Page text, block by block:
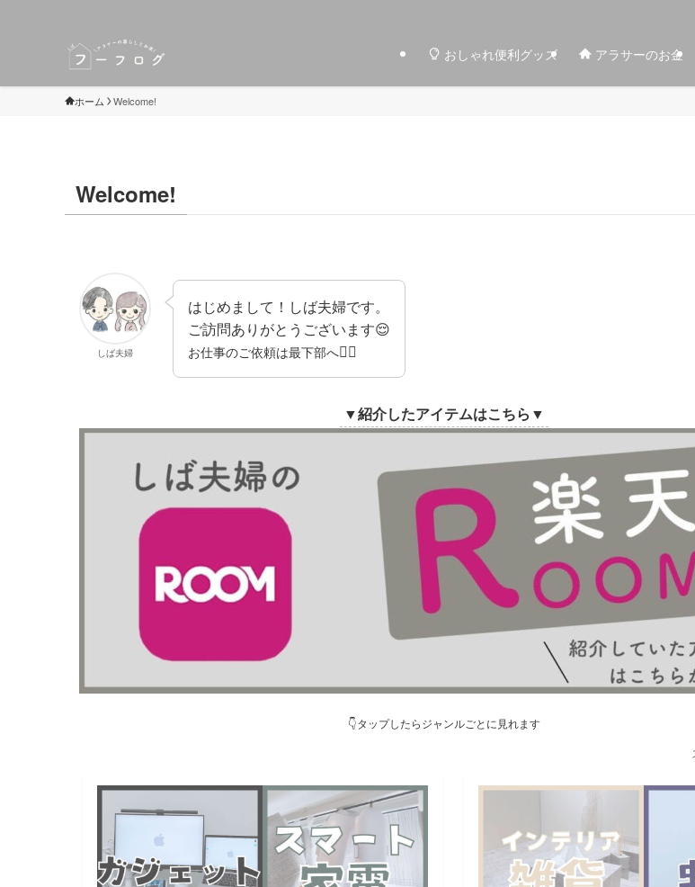
おしゃれ便利グッズ アラサーのお金
ホーム Welcome!
Welcome!
しば夫婦
はじめまして！しば夫婦です。
ご訪問ありがとうございます😌
お仕事のご依頼は最下部へ🙇‍♀️
▼紹介したアイテムはこちら▼
👇タップしたらジャンルごとに見れます